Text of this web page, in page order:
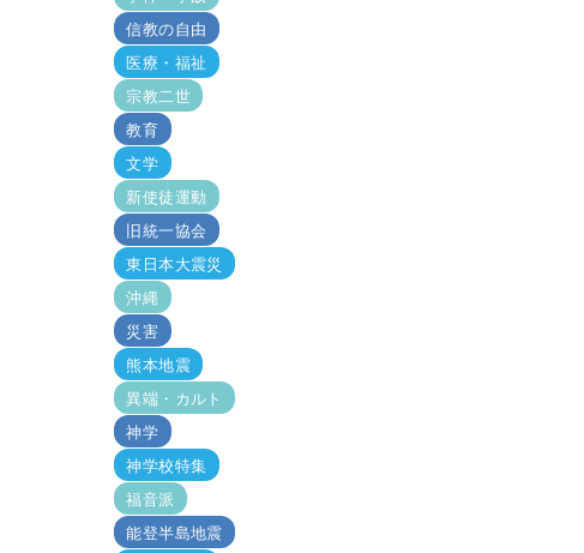
信教の自由
医療・福祉
宗教二世
教育
文学
新使徒運動
旧統一協会
東日本大震災
沖縄
災害
熊本地震
異端・カルト
神学
神学校特集
福音派
能登半島地震